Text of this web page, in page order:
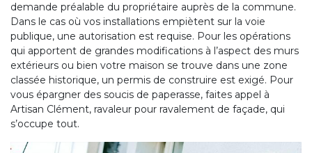
demande préalable du propriétaire auprès de la commune.
Dans le cas où vos installations empiètent sur la voie
publique, une autorisation est requise. Pour les opérations
qui apportent de grandes modifications à l’aspect des murs
extérieurs ou bien votre maison se trouve dans une zone
classée historique, un permis de construire est exigé. Pour
vous épargner des soucis de paperasse, faites appel à
Artisan Clément, ravaleur pour ravalement de façade, qui
s’occupe tout.